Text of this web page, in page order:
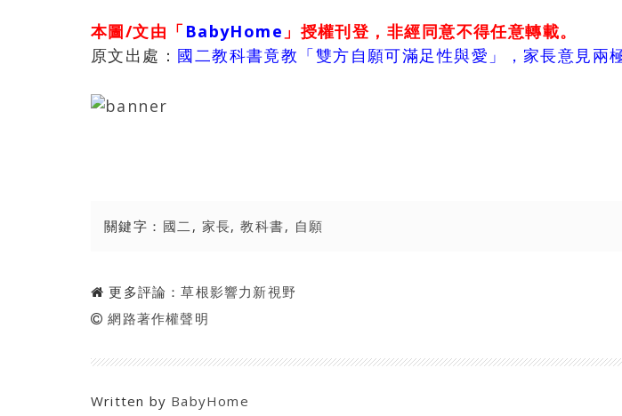
本圖/文由「 BabyHome 」授權刊登，非經同意不得任意轉載。
原文出處： 國二教科書竟教「雙方自願可滿足性與愛」，家長意見兩
關鍵字： 國二, 家長,教科書, 自願
更多評論：草根影響力新視野
網路著作權聲明
Written by BabyHome